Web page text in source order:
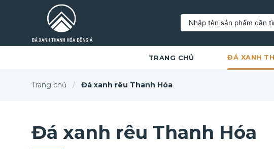
Tìm
kiếm:
TRANG CHỦ ĐÁ XANH
Trang chủ / Đá xanh rêu Thanh Hóa
Đá xanh rêu Thanh Hóa